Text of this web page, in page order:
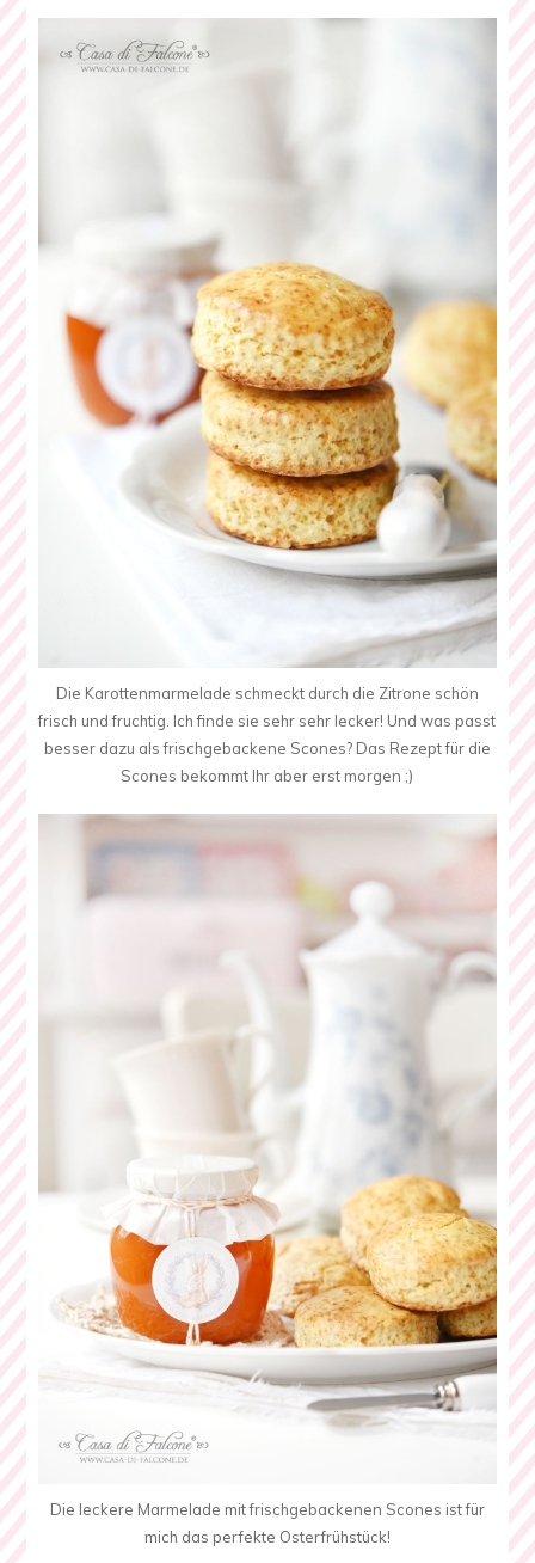
Die Karottenmarmelade schmeckt durch die Zitrone schön
frisch und fruchtig. Ich finde sie sehr sehr lecker! Und was passt
besser dazu als frischgebackene Scones? Das Rezept für die
Scones bekommt Ihr aber erst morgen ;)
Die leckere Marmelade mit frischgebackenen Scones ist für
mich das perfekte Osterfrühstück!